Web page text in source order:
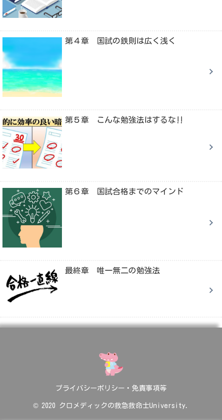
第４章 国試の鉄則は広く浅く
第５章 こんな勉強法はするな‼
第６章 国試合格までのマインド
最終章 唯一無二の勉強法
プライバシーポリシー・免責事項等
© 2020 クロメディックの救急救命士University.